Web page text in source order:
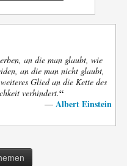
an die man glaubt, wie
an die man nicht glaubt,
Glied an die Kette des
verhindert.“
— Albert Einstein